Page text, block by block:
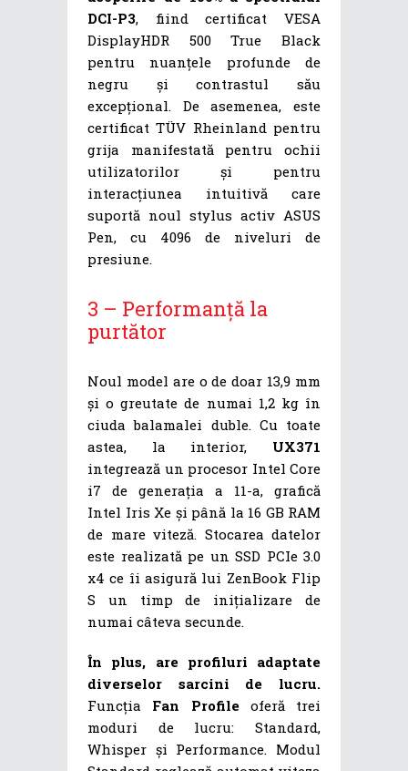
DCI-P3, fiind certificat VESA
DisplayHDR 500 True Black
pentru nuanțele profunde de
negru și contrastul său
excepțional. De asemenea, este
certificat TÜV Rheinland pentru
grija manifestată pentru ochii
utilizatorilor și pentru
interacțiunea intuitivă care
suportă noul stylus activ ASUS
Pen, cu 4096 de niveluri de
presiune.
3 – Performanță la
purtător
Noul model are o de doar 13,9 mm
și o greutate de numai 1,2 kg în
ciuda balamalei duble. Cu toate
astea, la interior, UX371
integrează un procesor Intel Core
i7 de generația a 11-a, grafică
Intel Iris Xe și până la 16 GB RAM
de mare viteză. Stocarea datelor
este realizată pe un SSD PCIe 3.0
x4 ce îi asigură lui ZenBook Flip
S un timp de inițializare de
numai câteva secunde.
În plus, are profiluri adaptate
diverselor sarcini de lucru.
Funcția Fan Profileoferă trei
moduri de lucru: Standard,
Whisper și Performance. Modul